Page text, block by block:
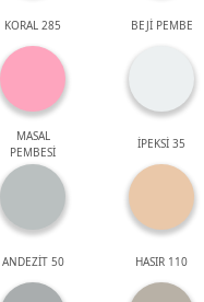
KORAL 285 BEJİ PEMBE
MASAL
PEMBESİ
İPEKSİ 35
ANDEZİT 50 HASIR 110